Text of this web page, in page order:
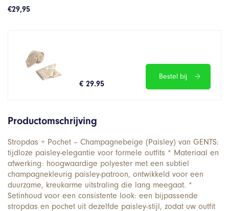
€29,95
€ 29.95
Bestel bij
Productomschrijving
Stropdas + Pochet – Champagnebeige (Paisley) van GENTS:
tijdloze paisley-elegantie voor formele outfits * Materiaal en
afwerking: hoogwaardige polyester met een subtiel
champagnekleurig paisley-patroon, ontwikkeld voor een
duurzame, kreukarme uitstraling die lang meegaat. *
Setinhoud voor een consistente look: een bijpassende
stropdas en pochet uit dezelfde paisley-stijl, zodat uw outfit